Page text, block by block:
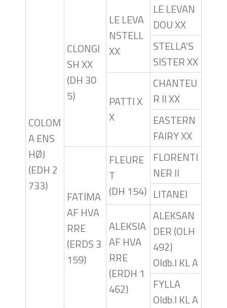
COLOM
A ENS
HØJ
(EDH 2
733)
CLONGI
SH XX
(DH 30
5)
LE LEVA
NSTELL
XX
LE LEVAN
DOU XX
STELLA'S
SISTER XX
PATTI X
X
CHANTEU
R II XX
EASTERN
FAIRY XX
FATIMA
AF HVA
RRE
(ERDS 3
159)
FLEURE
T
(DH 154)
FLORENTI
NER II
LITANEI
ALEKSIA
AF HVA
RRE
(ERDH 1
462)
ALEKSAN
DER (OLH
492)
Oldb.I KL A
FYLLA
Oldb.I KL A